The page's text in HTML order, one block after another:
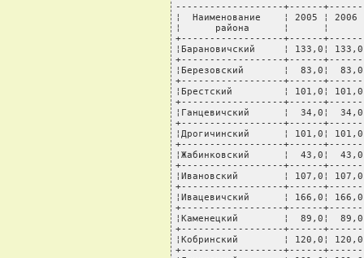
-------------------+------
¦  Наименование    ¦ 2005 ¦
¦      района      ¦      ¦
+------------------+------
¦Барановичский     ¦ 133,0¦
+------------------+------
¦Березовский       ¦  83,0¦
+------------------+------
¦Брестский         ¦ 101,0¦
+------------------+------
¦Ганцевичский      ¦  34,0¦
+------------------+------
¦Дрогичинский      ¦ 101,0¦
+------------------+------
¦Жабинковский      ¦  43,0¦
+------------------+------
¦Ивановский        ¦ 107,0¦
+------------------+------
¦Ивацевичский      ¦ 166,0¦
+------------------+------
¦Каменецкий        ¦  89,0¦
+------------------+------
¦Кобринский        ¦ 120,0¦
+------------------+------